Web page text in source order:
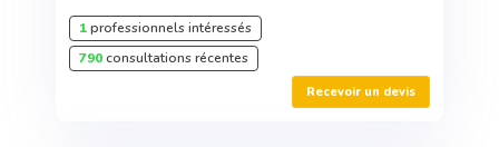
1professionnels intéressés
790consultations récentes
Recevoir un devis